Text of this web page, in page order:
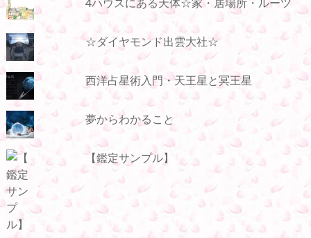
☆ダイヤモンド出雲大社☆
西洋占星術入門・天王星と冥王星
夢からわかること
【鑑定サンプル】